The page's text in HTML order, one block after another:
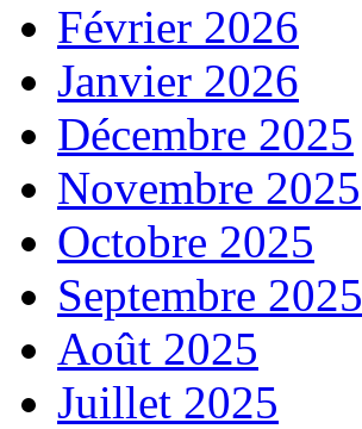
Février 2026
Janvier 2026
Décembre 2025
Novembre 2025
Octobre 2025
Septembre 2025
Août 2025
Juillet 2025